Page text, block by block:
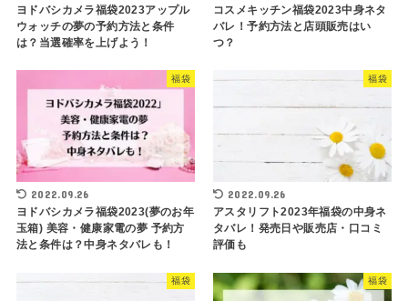
ヨドバシカメラ福袋2023アップル
ウォッチの夢の予約方法と条件
は？当選確率を上げよう！
コスメキッチン福袋2023中身ネタ
バレ！予約方法と店頭販売はい
つ？
福袋
2022.09.26
ヨドバシカメラ福袋2023(夢のお年
玉箱) 美容・健康家電の夢 予約方
法と条件は？中身ネタバレも！
福袋
2022.09.26
アスタリフト2023年福袋の中身ネ
タバレ！発売日や販売店・口コミ
評価も
福袋 福袋